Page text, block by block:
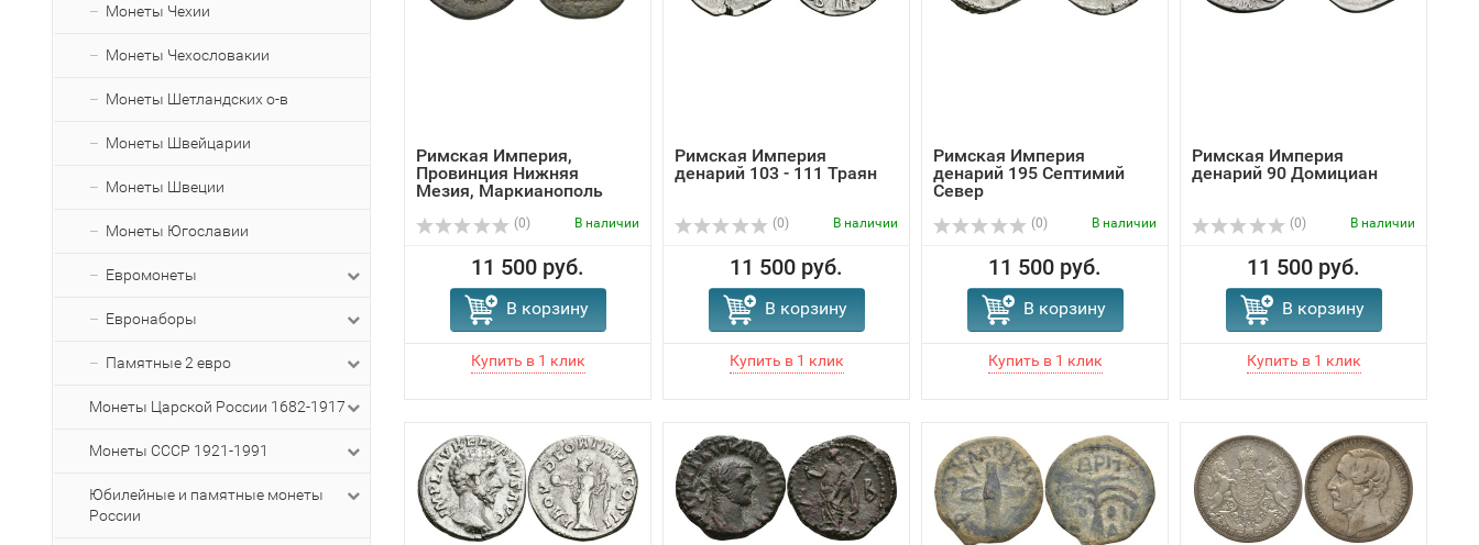
Монеты Чехии
Монеты Чехословакии
Монеты Шетландских о-в
Монеты Швейцарии
Монеты Швеции
Монеты Югославии
Евромонеты
Евронаборы
Памятные 2 евро
Монеты Царской России 1682-1917
Монеты СССР 1921-1991
Юбилейные и памятные монеты
России
Римская Империя,
Провинция Нижняя
Мезия, Маркианополь
(0) В наличии
11 500 руб.
В корзину
Римская Империя
денарий 103 - 111 Траян
(0) В наличии
11 500 руб.
В корзину
Римская Империя
денарий 195 Септимий
Север
(0) В наличии
11 500 руб.
В корзину
Римская Империя
денарий 90 Домициан
(0) В наличии
11 500 руб.
В корзину